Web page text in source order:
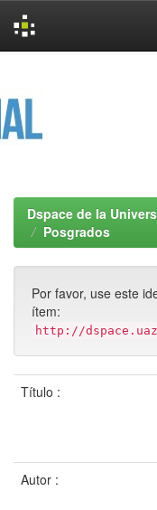
Dspace de la
Posgrados
Por favor, use este
ítem:
http://
Título :
Autor :